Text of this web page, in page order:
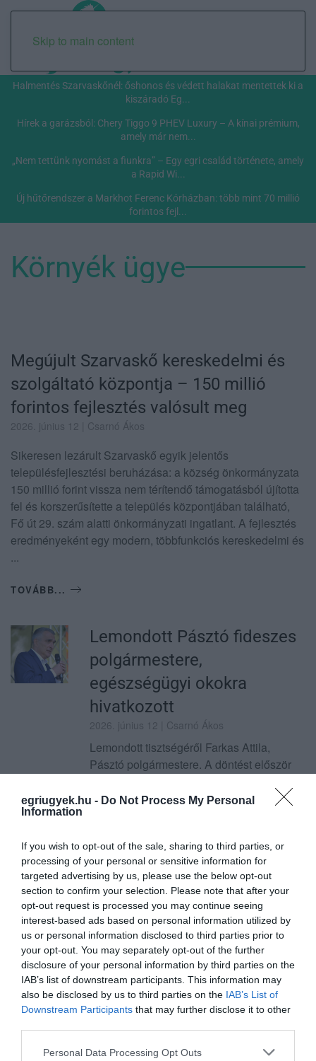
egriugyek.hu - Do Not Process My Personal
Information
If you wish to opt-out of the sale, sharing to third parties, or
processing of your personal or sensitive information for
targeted advertising by us, please use the below opt-out
section to confirm your selection. Please note that after your
opt-out request is processed you may continue seeing
interest-based ads based on personal information utilized by
us or personal information disclosed to third parties prior to
your opt-out. You may separately opt-out of the further
disclosure of your personal information by third parties on the
IAB’s list of downstream participants. This information may
also be disclosed by us to third parties on the IAB’s List of
Downstream Participants that may further disclose it to other
Please note that this website/app uses one or more Google
Personal Data Processing Opt Outs
Skip to main content
Halmentés Szarvaskőnél: őshonos és védett halakat mentettek ki a
kiszáradó Eg...
Hírek a garázsból: Chery Tiggo 9 PHEV Luxury – A kínai prémium,
amely már nem...
„Nem tettünk nyomást a fiunkra” – Egy egri család története, amely
a Rapid Wi...
Új hűtőrendszer a Markhot Ferenc Kórházban: több mint 70 millió
forintos fejl...
Környék ügye
Megújult Szarvaskő kereskedelmi és
szolgáltató központja – 150 millió
forintos fejlesztés valósult meg
2026. június 12 | Csarnó Ákos
Sikeresen lezárult Szarvaskő egyik jelentős
településfejlesztési beruházása: a község önkormányzata
150 millió forint vissza nem térítendő támogatásból újította
fel és korszerűsítette a település központjában található,
Fő út 29. szám alatti önkormányzati ingatlant. A fejlesztés
eredményeként egy modern, többfunkciós kereskedelmi és
...
TOVÁBB...
Lemondott Pásztó fideszes
polgármestere,
egészségügyi okokra
hivatkozott
2026. június 12 | Csarnó Ákos
Lemondott tisztségéről Farkas Attila,
Pásztó polgármestere. A döntést először
képviselő-testületi ülésen jelentette be a
Elővigyázatosságra kérik a
lakosságot Nagytályán,
medve jelenlétére utaló
jeleket észleltek
2026. június 11| Csarnó Ákos
Fokozott óvatosságra kérte a nagytályai és
a környékbeli lakosokat Orosz József
polgármester, miután bejelentés érkezett
egy esetleges medve jelenlétére utaló
észlelésről a település külterületén. ...